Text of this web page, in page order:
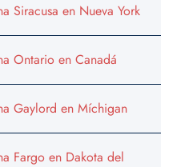
Siracusa en Nueva York
Ontario en Canadá
Gaylord en Míchigan
Fargo en Dakota del